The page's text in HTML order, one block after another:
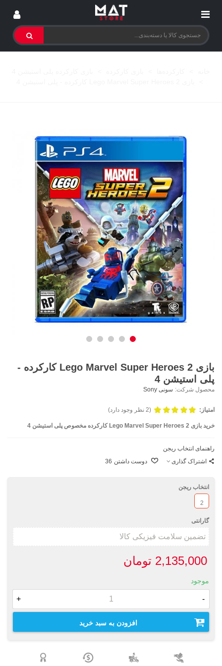
بازی Lego Marvel Super Heroes 2 کارکرده -
پلی استیشن 4
محصول شرکت: سونی Sony
امتیاز: (2 نظر وجود دارد)
خرید بازی Lego Marvel Super Heroes 2 کارکرده مخصوص پلی استیشن 4
راهنمای انتخاب ریجن
اشتراک گذاری
دوست داشتن 36
انتخاب ریجن
2
گارانتی
2,135,000 تومان
موجود
-
+
افزودن به سبد خرید